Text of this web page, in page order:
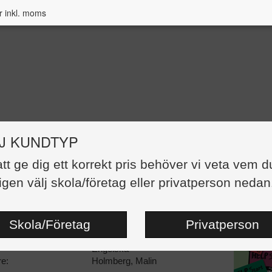
KUNDTYP
ge dig ett korrekt pris behöver vi veta vem
välj skola/företag eller privatperson
Skola/Företag Privatperson
inkl. moms
Start Arbetsböcker paket A-F
Häftad
20110101
Engelska
Holmberg, Malin